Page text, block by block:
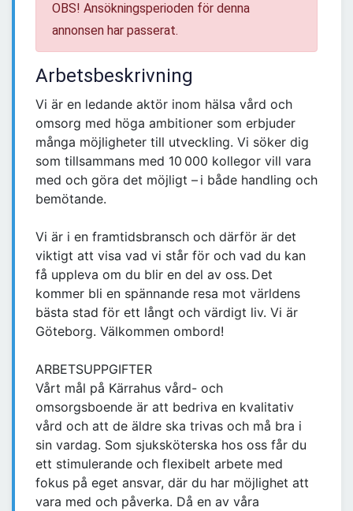
OBS! Ansökningsperioden för denna
annonsen har passerat.
Arbetsbeskrivning
Vi är en ledande aktör inom hälsa vård och
omsorg med höga ambitioner som erbjuder
många möjligheter till utveckling. Vi söker dig
som tillsammans med 10 000 kollegor vill vara
med och göra det möjligt – i både handling och
bemötande.
Vi är i en framtidsbransch och därför är det
viktigt att visa vad vi står för och vad du kan
få uppleva om du blir en del av oss. Det
kommer bli en spännande resa mot världens
bästa stad för ett långt och värdigt liv. Vi är
Göteborg. Välkommen ombord!
ARBETSUPPGIFTER
Vårt mål på Kärrahus vård- och
omsorgsboende är att bedriva en kvalitativ
vård och att de äldre ska trivas och må bra i
sin vardag. Som sjuksköterska hos oss får du
ett stimulerande och flexibelt arbete med
fokus på eget ansvar, där du har möjlighet att
vara med och påverka. Då en av våra